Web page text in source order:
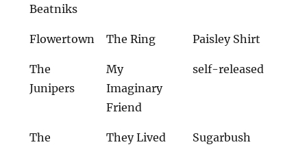
Beatniks
Flowertown The Ring Paisley Shirt
The
Junipers
My
Imaginary
Friend
self-released
The
They Lived
Sugarbush